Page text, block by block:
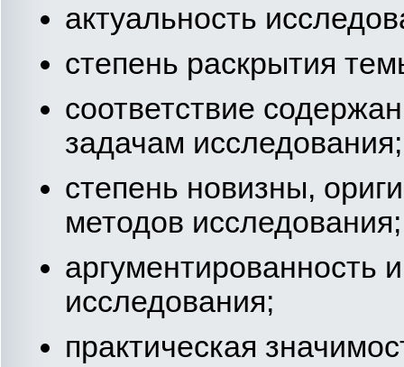
актуальность
степень раскрытия
соответствие
задачам исследования;
степень новизны,
методов исследования;
аргументированность
исследования;
практическая